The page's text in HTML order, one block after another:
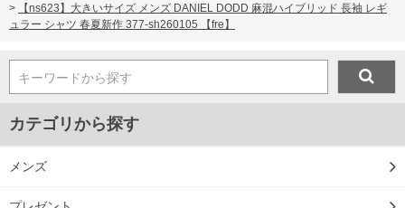
※商品によって若干のサイズの誤差がございます。また、お客様がご使用の環境（コ
ンピュータ画面）によって、商品の色味が若干異なる場合がございます。予めご了承
※当店での掲載商品は、実店鋪と在庫を共用しておりますので店頭での売り違い、店
舗からのお取り寄せ等により、お客様にご迷惑をお掛けしてしまう場合がございま
す。そのようなことがない様最大限に努めておりますが、もしあった場合速やかにご
>
【ns623】大きいサイズ メンズ DANIEL DODD 麻混ハイブリッド 長袖 レギ
ュラー シャツ 春夏新作 377-sh260105 【fre】
キーワードから探す
カテゴリから探す
メンズ